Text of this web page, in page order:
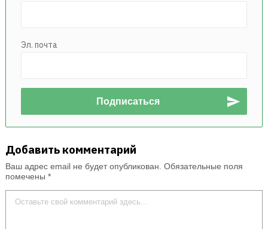
Эл. почта
Добавить комментарий
Ваш адрес email не будет опубликован. Обязательные поля
помечены *